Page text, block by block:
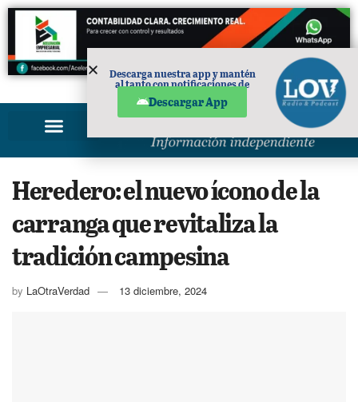
PUBLICIDAD
Heredero: el nuevo ícono de la
carranga que revitaliza la
tradición campesina
by LaOtraVerdad 13 diciembre, 2024
Descarga nuestra app y mantén
al tanto con notificaciones de
Descargar App